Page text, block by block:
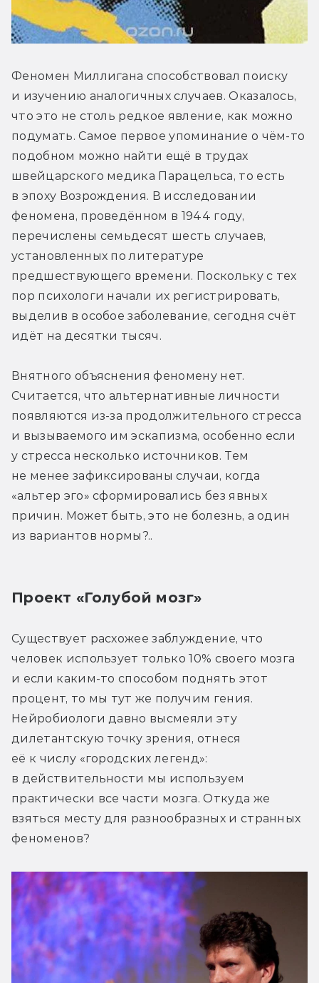
Феномен Миллигана способствовал поиску
и изучению аналогичных случаев. Оказалось,
что это не столь редкое явление, как можно
подумать. Самое первое упоминание о чём-то
подобном можно найти ещё в трудах
швейцарского медика Парацельса, то есть
в эпоху Возрождения. В исследовании
феномена, проведённом в 1944 году,
перечислены семьдесят шесть случаев,
установленных по литературе
предшествующего времени. Поскольку с тех
пор психологи начали их регистрировать,
выделив в особое заболевание, сегодня счёт
идёт на десятки тысяч.
Внятного объяснения феномену нет.
Считается, что альтернативные личности
появляются из-за продолжительного стресса
и вызываемого им эскапизма, особенно если
у стресса несколько источников. Тем
не менее зафиксированы случаи, когда
«альтер эго» сформировались без явных
причин. Может быть, это не болезнь, а один
из вариантов нормы?..
Проект «Голубой мозг»
Существует расхожее заблуждение, что
человек использует только 10% своего мозга
и если каким-то способом поднять этот
процент, то мы тут же получим гения.
Нейробиологи давно высмеяли эту
дилетантскую точку зрения, отнеся
её к числу «городских легенд»:
в действительности мы используем
практически все части мозга. Откуда же
взяться месту для разнообразных и странных
феноменов?